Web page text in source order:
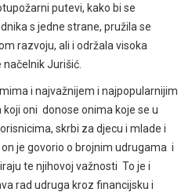
putevi, kako bi se
s jedne strane, pružila se
razvoju, ali i održala visoka
Jurišić.
i najvažnijem i najpopularnijim
oni donose onima koje se u
skrbi za djecu i mlade i
je govorio o brojnim udrugama i
te njihovoj važnosti To je i
rad udruga kroz financijsku i